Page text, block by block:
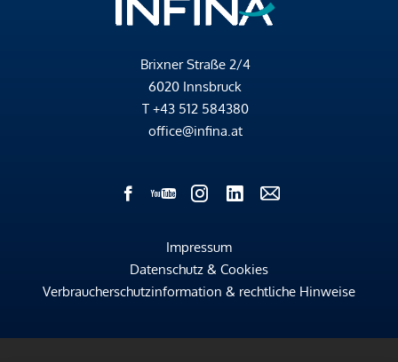
Brixner Straße 2/4
6020 Innsbruck
T +43 512 584380
office@infina.at
Impressum
Datenschutz & Cookies
Verbraucherschutzinformation & rechtliche Hinweise